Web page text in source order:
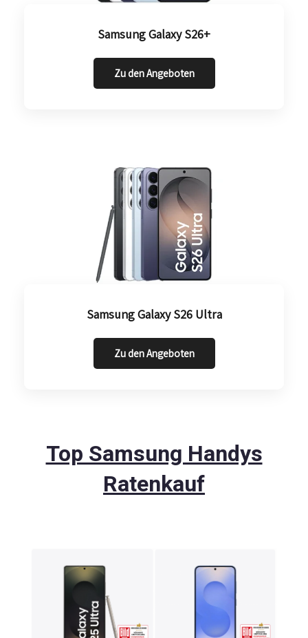
Samsung Galaxy S26+
Zu den Angeboten
Samsung Galaxy S26 Ultra
Zu den Angeboten
Top Samsung Handys
Ratenkauf